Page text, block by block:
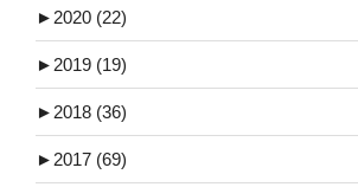
► 2020 (22)
► 2019 (19)
► 2018 (36)
► 2017 (69)